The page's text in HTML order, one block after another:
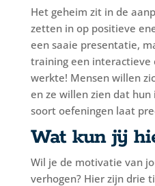
Het geheim zit in de
zetten in op positieve
een saaie presentatie,
training een interactieve
werkte! Mensen willen
en ze willen zien dat
soort oefeningen laat
Wat kun jij
Wil je de motivatie van
verhogen? Hier zijn drie